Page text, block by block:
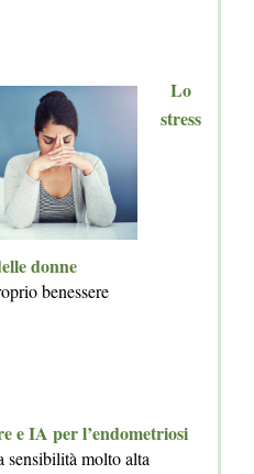
Lo
stress
donne
benessere
e IA per l’endometriosi
sensibilità molto alta